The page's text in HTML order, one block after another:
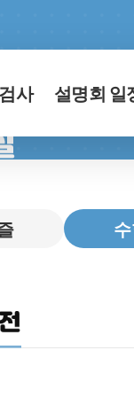
사 설명회 일